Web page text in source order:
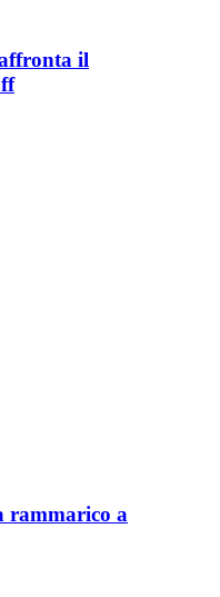
il
rammarico a